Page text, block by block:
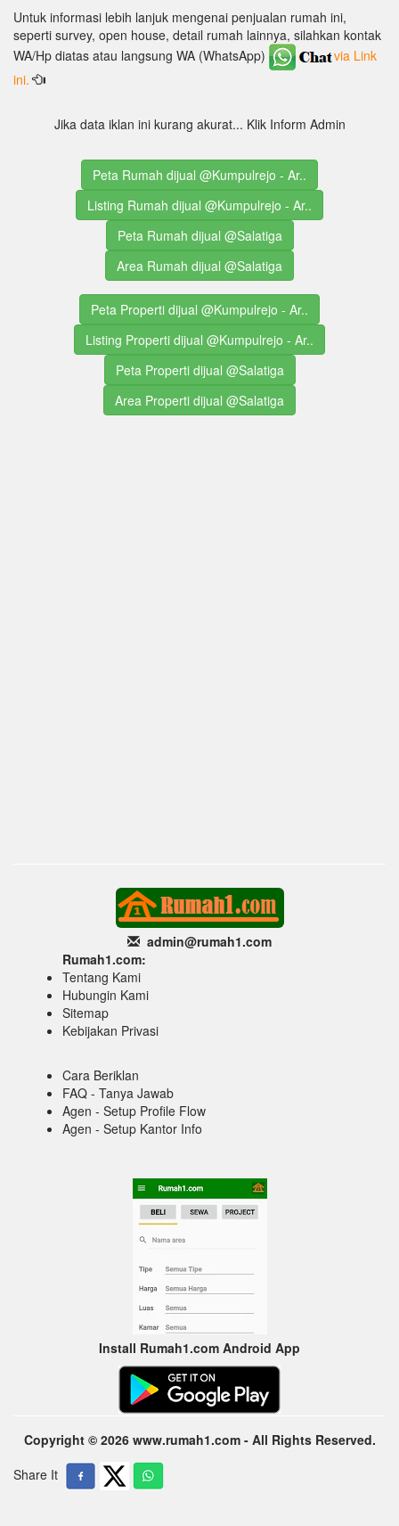
Untuk informasi lebih lanjuk mengenai penjualan rumah ini,
seperti survey, open house, detail rumah lainnya, silahkan kontak
WA/Hp diatas atau langsung WA (WhatsApp)
via Link
ini.
Jika data iklan ini kurang akurat... Klik Inform Admin
Peta Rumah dijual @Kumpulrejo - Ar..
Listing Rumah dijual @Kumpulrejo - Ar..
Peta Rumah dijual @Salatiga
Area Rumah dijual @Salatiga
Peta Properti dijual @Kumpulrejo - Ar..
Listing Properti dijual @Kumpulrejo - Ar..
Peta Properti dijual @Salatiga
Area Properti dijual @Salatiga
admin@rumah1.com
Rumah1.com:
Tentang Kami
Hubungin Kami
Sitemap
Kebijakan Privasi
Cara Beriklan
FAQ - Tanya Jawab
Agen - Setup Profile Flow
Agen - Setup Kantor Info
Install Rumah1.com Android App
Copyright © 2026 www.rumah1.com - All Rights Reserved.
Share It